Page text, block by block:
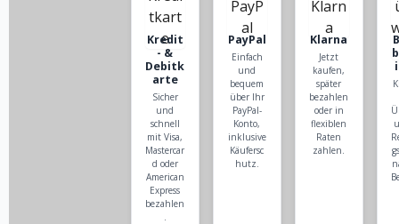
Kredit
- &
Debitk
arte
Sicher
und
schnell
mit Visa,
Mastercar
d oder
American
Express
bezahlen
.
PayPal
Einfach
und
bequem
über Ihr
PayPal-
Konto,
inklusive
Käufersc
hutz.
Klarna
Jetzt
kaufen,
später
bezahlen
oder in
flexiblen
Raten
zahlen.